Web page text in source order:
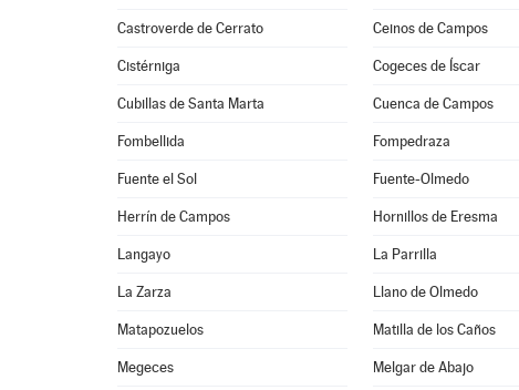
Castroverde de Cerrato Ceinos de Campos
Cistérniga Cogeces de Íscar
Cubillas de Santa Marta Cuenca de Campos
Fombellida Fompedraza
Fuente el Sol Fuente-Olmedo
Herrín de Campos Hornillos de Eresma
Langayo La Parrilla
La Zarza Llano de Olmedo
Matapozuelos Matilla de los Caños
Megeces Melgar de Abajo